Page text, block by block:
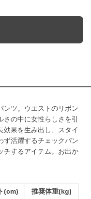
ンツ。ウエストのリボン
の中に女性らしさを引
効果を生み出し、スタイ
ず活躍するチェックパン
チするアイテム。お出か
(cm) 推奨体重(kg)